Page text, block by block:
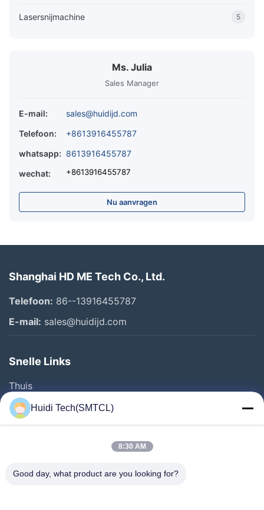
Lasersnijmachine 5
Ms. Julia
Sales Manager
E-mail:
sales@huidijd.com
Telefoon:
+8613916455787
whatsapp: 8613916455787
wechat:
+8613916455787
Nu aanvragen
Shanghai HD ME Tech Co., Ltd.
Telefoon: 86--13916455787
E-mail: sales@huidijd.com
Snelle Links
Thuis
Producten
Videos
Fabrieksreis
Huidi Tech(SMTCL)
8:30 AM
Good day, what product are you looking for?